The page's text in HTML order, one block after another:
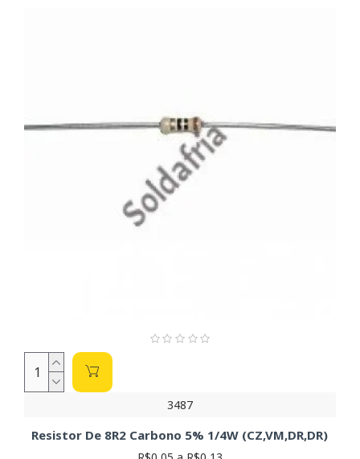
3487
Resistor De 8R2 Carbono 5% 1/4W (CZ,VM,DR,DR)